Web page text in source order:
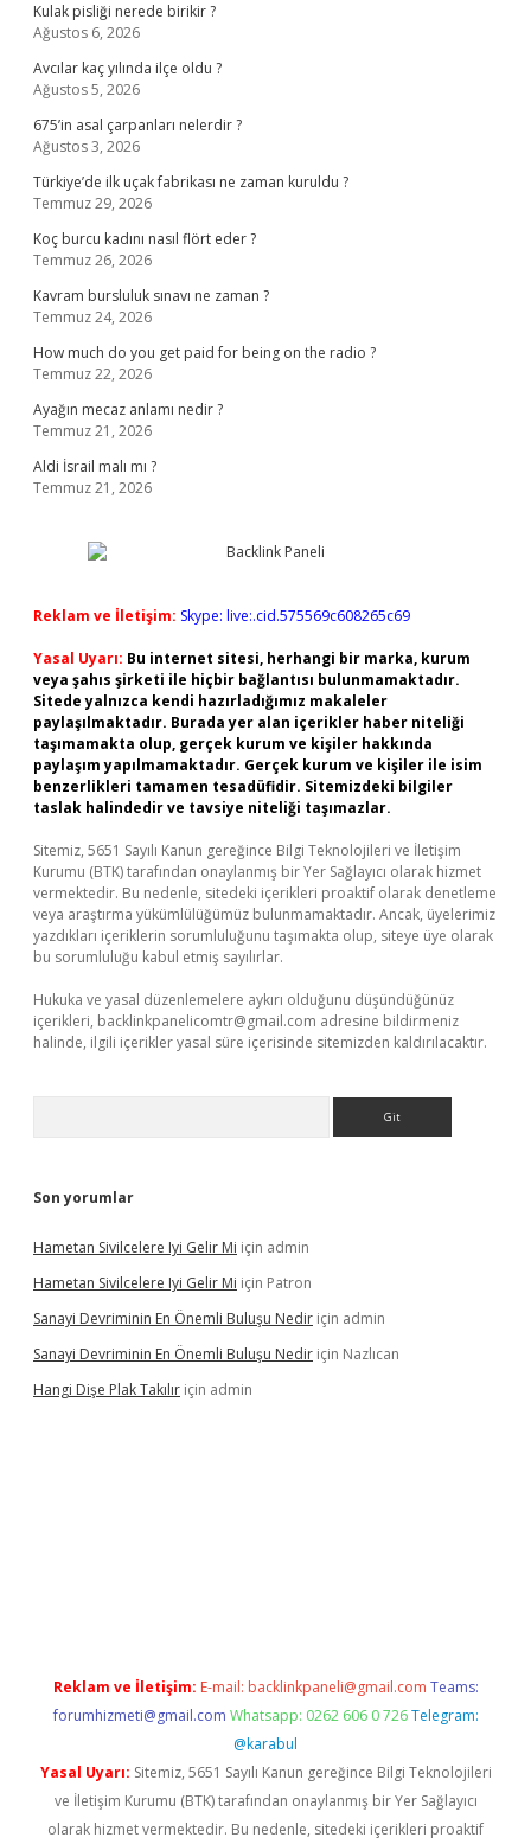
Kulak pisliği nerede birikir ?
Ağustos 6, 2026
Avcılar kaç yılında ilçe oldu ?
Ağustos 5, 2026
675’in asal çarpanları nelerdir ?
Ağustos 3, 2026
Türkiye’de ilk uçak fabrikası ne zaman kuruldu ?
Temmuz 29, 2026
Koç burcu kadını nasıl flört eder ?
Temmuz 26, 2026
Kavram bursluluk sınavı ne zaman ?
Temmuz 24, 2026
How much do you get paid for being on the radio ?
Temmuz 22, 2026
Ayağın mecaz anlamı nedir ?
Temmuz 21, 2026
Aldi İsrail malı mı ?
Temmuz 21, 2026
Reklam ve İletişim: Skype: live:.cid.575569c608265c69
Yasal Uyarı: Bu internet sitesi, herhangi bir marka, kurum
veya şahıs şirketi ile hiçbir bağlantısı bulunmamaktadır.
Sitede yalnızca kendi hazırladığımız makaleler
paylaşılmaktadır. Burada yer alan içerikler haber niteliği
taşımamakta olup, gerçek kurum ve kişiler hakkında
paylaşım yapılmamaktadır. Gerçek kurum ve kişiler ile isim
benzerlikleri tamamen tesadüfidir. Sitemizdeki bilgiler
taslak halindedir ve tavsiye niteliği taşımazlar.
Sitemiz, 5651 Sayılı Kanun gereğince Bilgi Teknolojileri ve İletişim
Kurumu (BTK) tarafından onaylanmış bir Yer Sağlayıcı olarak hizmet
vermektedir. Bu nedenle, sitedeki içerikleri proaktif olarak denetleme
veya araştırma yükümlülüğümüz bulunmamaktadır. Ancak, üyelerimiz
yazdıkları içeriklerin sorumluluğunu taşımakta olup, siteye üye olarak
bu sorumluluğu kabul etmiş sayılırlar.
Hukuka ve yasal düzenlemelere aykırı olduğunu düşündüğünüz
içerikleri, backlinkpanelicomtr@gmail.com adresine bildirmeniz
halinde, ilgili içerikler yasal süre içerisinde sitemizden kaldırılacaktır.
Son yorumlar
Hametan Sivilcelere Iyi Gelir Mi için admin
Hametan Sivilcelere Iyi Gelir Mi için Patron
Sanayi Devriminin En Önemli Buluşu Nedir için admin
Sanayi Devriminin En Önemli Buluşu Nedir için Nazlıcan
Hangi Dişe Plak Takılır için admin
Reklam ve İletişim: E-mail: backlinkpaneli@gmail.com Teams:
forumhizmeti@gmail.com Whatsapp: 0262 606 0 726 Telegram:
@karabul
Yasal Uyarı: Sitemiz, 5651 Sayılı Kanun gereğince Bilgi Teknolojileri
ve İletişim Kurumu (BTK) tarafından onaylanmış bir Yer Sağlayıcı
olarak hizmet vermektedir. Bu nedenle, sitedeki içerikleri proaktif